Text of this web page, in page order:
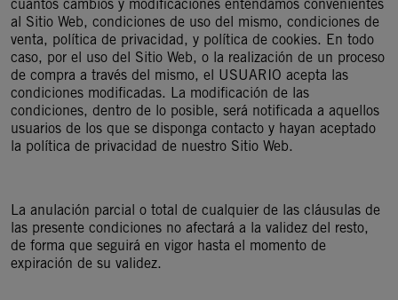
cuantos cambios y modificaciones entendamos convenientes
al Sitio Web, condiciones de uso del mismo, condiciones de
venta, política de privacidad, y política de cookies. En todo
caso, por el uso del Sitio Web, o la realización de un proceso
de compra a través del mismo, el USUARIO acepta las
condiciones modificadas. La modificación de las
condiciones, dentro de lo posible, será notificada a aquellos
usuarios de los que se disponga contacto y hayan aceptado
la política de privacidad de nuestro Sitio Web.
La anulación parcial o total de cualquier de las cláusulas de
las presente condiciones no afectará a la validez del resto,
de forma que seguirá en vigor hasta el momento de
expiración de su validez.